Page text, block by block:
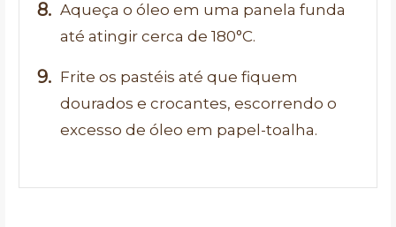
Aqueça o óleo em uma panela funda
até atingir cerca de 180°C.
Frite os pastéis até que fiquem
dourados e crocantes, escorrendo o
excesso de óleo em papel-toalha.